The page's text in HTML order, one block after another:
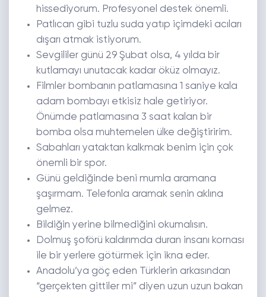
hissediyorum. Profesyonel destek önemli.
Patlıcan gibi tuzlu suda yatıp içimdeki acıları
dışarı atmak istiyorum.
Sevgililer günü 29 Şubat olsa, 4 yılda bir
kutlamayı unutacak kadar öküz olmayız.
Filmler bombanın patlamasına 1 saniye kala
adam bombayı etkisiz hale getiriyor.
Önümde patlamasına 3 saat kalan bir
bomba olsa muhtemelen ülke değiştiririm.
Sabahları yataktan kalkmak benim için çok
önemli bir spor.
Günü geldiğinde beni mumla aramana
şaşırmam. Telefonla aramak senin aklına
gelmez.
Bildiğin yerine bilmediğini okumalısın.
Dolmuş şoförü kaldırımda duran insanı kornası
ile bir yerlere götürmek için ikna eder.
Anadolu’ya göç eden Türklerin arkasından
“gerçekten gittiler mi” diyen uzun uzun bakan